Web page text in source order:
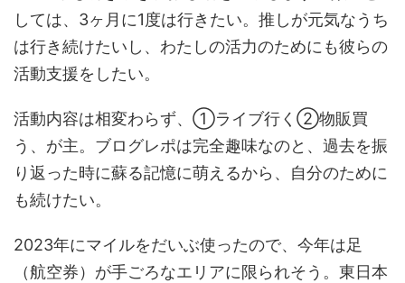
しては、3ヶ月に1度は行きたい。推しが元気なうち
は行き続けたいし、わたしの活力のためにも彼らの
活動支援をしたい。
活動内容は相変わらず、①ライブ行く②物販買
う、が主。ブログレポは完全趣味なのと、過去を振
り返った時に蘇る記憶に萌えるから、自分のために
も続けたい。
2023年にマイルをだいぶ使ったので、今年は足
（航空券）が手ごろなエリアに限られそう。東日本